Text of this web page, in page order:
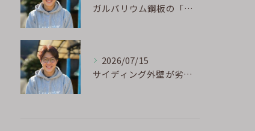
ガルバリウム鋼板の「傷」と「チョーキング」、実は深くつながっています
2026/07/15
サイディング外壁が劣化するのはなぜ?よくある原因と塗り替えのサイン